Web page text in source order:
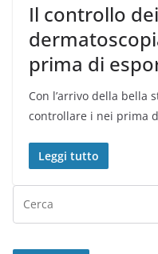
Il controllo
prima di
Con l’arrivo della bella
controllare i nei prima
Leggi tutto